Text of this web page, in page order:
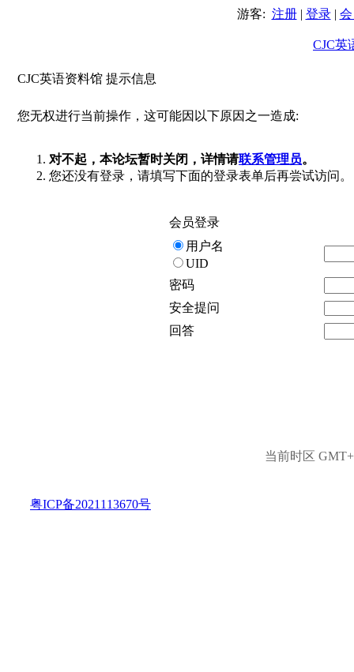
游客: 注册| 登录|
CJC英
CJC英语资料馆 提示信息
您无权进行当前操作，这可能因以下原因之一造成:
对不起，本论坛暂时关闭，详情请联系管理员。
您还没有登录，请填写下面的登录表单后再尝试访问。
会员登录
用户名
UID
密码
安全提问
回答
当前时区
粤ICP备2021113670号